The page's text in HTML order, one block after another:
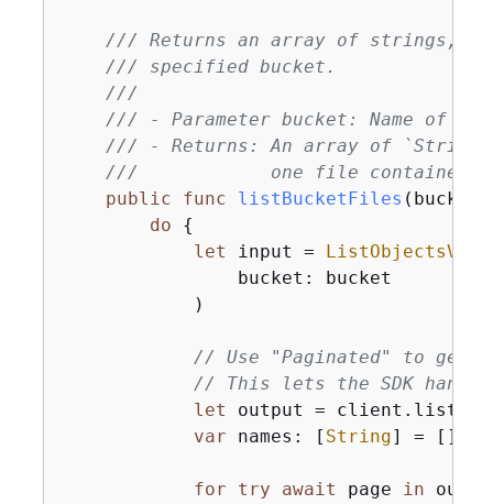
/// Returns an array of strings,
/// specified bucket.
///
/// - Parameter bucket: Name of
/// - Returns: An array of `String`
///            one file contained in
public
func listBucketFiles ( bucket
do
{
let input =
                bucket: bucket
            )
// Use "Paginated" to get
// This lets the SDK
let output =
var names: [ String] = []
for try await page in